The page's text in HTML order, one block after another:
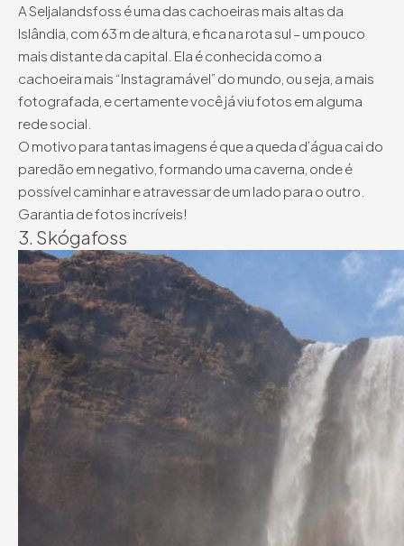
A Seljalandsfoss é uma das cachoeiras mais altas da
Islândia, com 63 m de altura, e fica na rota sul – um pouco
mais distante da capital. Ela é conhecida como a
cachoeira mais “Instagramável” do mundo, ou seja, a mais
fotografada, e certamente você já viu fotos em alguma
rede social.
O motivo para tantas imagens é que a queda d’água cai do
paredão em negativo, formando uma caverna, onde é
possível caminhar e atravessar de um lado para o outro.
Garantia de fotos incríveis!
3. Skógafoss